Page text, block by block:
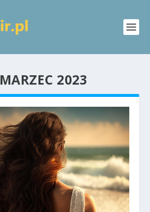
MARZEC 2023